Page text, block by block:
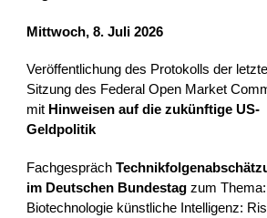
Mittwoch, 8. Juli 2026
Veröffentlichung des Protokolls der
Sitzung des Federal Open Market
mit Hinweisen auf die zukünftige US-
Geldpolitik
Fachgespräch
im Deutschen Bundestagzum Thema:
Biotechnologie künstliche Intelligenz: